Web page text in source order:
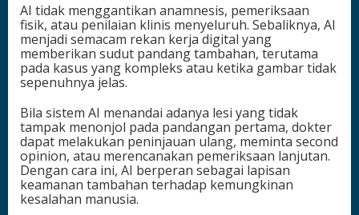
AI tidak menggantikan anamnesis, pemeriksaan
fisik, atau penilaian klinis menyeluruh. Sebaliknya, AI
menjadi semacam rekan kerja digital yang
memberikan sudut pandang tambahan, terutama
pada kasus yang kompleks atau ketika gambar tidak
sepenuhnya jelas.
Bila sistem AI menandai adanya lesi yang tidak
tampak menonjol pada pandangan pertama, dokter
dapat melakukan peninjauan ulang, meminta second
opinion, atau merencanakan pemeriksaan lanjutan.
Dengan cara ini, AI berperan sebagai lapisan
keamanan tambahan terhadap kemungkinan
kesalahan manusia.